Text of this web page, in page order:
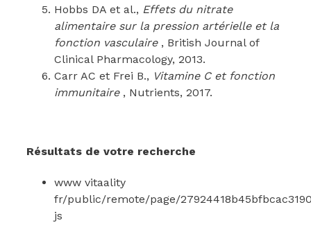
Hobbs DA et al., Effets du nitrate
alimentaire sur la pression artérielle et la
fonction vasculaire, British Journal of
Clinical Pharmacology, 2013.
Carr AC et Frei B., Vitamine C et fonction
immunitaire, Nutrients, 2017.
Résultats de votre recherche
www vitaality
fr/public/remote/page/
js